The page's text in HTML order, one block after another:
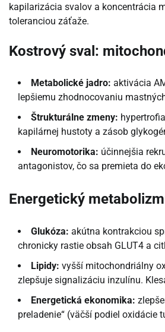
kapilarizácia svalov a koncentrácia
toleranciou záťaže.
Kostrový sval:
Metabolické jadro: aktivácia
lepšiemu zhodnocovaniu
Štrukturálne zmeny:
kapilárnej hustoty a zásob
Neuromotorika: účinnejšia
antagonistov, čo sa premieta do
Energetický
Glukóza: akútna kontrakciou
chronicky rastie obsah GLUT4 a
Lipidy: vyšší mitochondriálny
zlepšuje signalizáciu inzulínu.
Energetická ekonomika:
preladenie“ (väčší podiel oxidácie